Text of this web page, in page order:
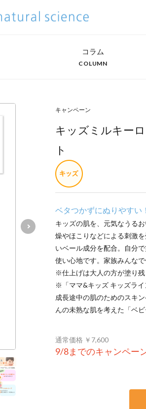
コラム
COLUMN
キャンペーン
キッズミルキー
ト
ベタつかずにぬりやすい
キッズの肌を、元気なうる
燥やほこりなどによる刺激
いベール成分を配合。自分
使い心地です。家族みんな
※仕上げは大人の方が塗り
※「ママ&キッズ キッズラ
成長途中の肌のためのスキ
んの未熟な肌を考えた「ベ
通常価格 ￥7,600
9/8までのキャンペー